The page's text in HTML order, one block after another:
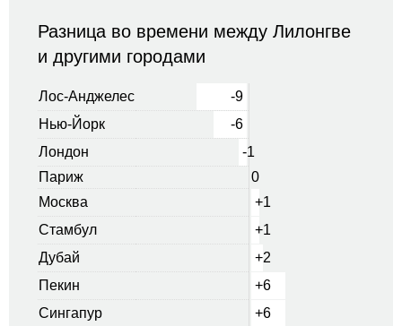
Разница во времени между Лилонгве
и другими городами
Лос-Анджелес
-9
Нью-Йорк
-6
Лондон
-1
Париж
0
Москва
+1
Стамбул
+1
Дубай
+2
Пекин
+6
Сингапур
+6